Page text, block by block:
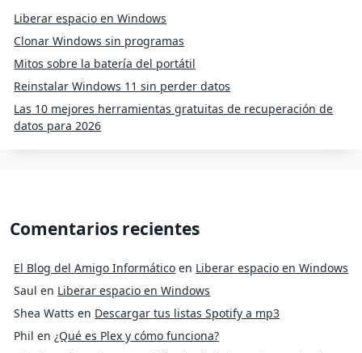
Liberar espacio en Windows
Clonar Windows sin programas
Mitos sobre la batería del portátil
Reinstalar Windows 11 sin perder datos
Las 10 mejores herramientas gratuitas de recuperación de
datos para 2026
Comentarios recientes
El Blog del Amigo Informático en Liberar espacio en Windows
Saul en Liberar espacio en Windows
Shea Watts en Descargar tus listas Spotify a mp3
Phil en¿Qué es Plex y cómo funciona?